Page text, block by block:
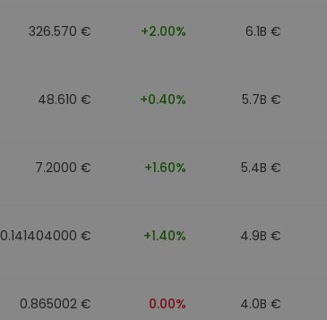
326.570 € +2.00% 6.1B €
48.610 € +0.40% 5.7B €
7.2000 € +1.60% 5.4B €
0.141404000 € +1.40% 4.9B €
0.865002 € 0.00% 4.0B €